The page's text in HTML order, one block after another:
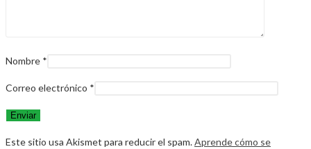
Nombre *
Correo electrónico *
Este sitio usa Akismet para reducir el spam.Aprende cómo se